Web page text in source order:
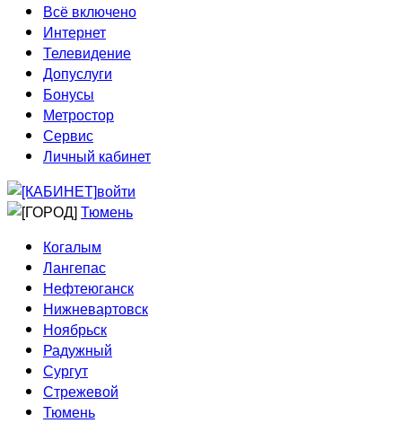
Всё включено
Интернет
Скорость
Безопасность
Wi-Fi
Технологии
Телевидение
Кабельное ТВ
Интерактивное ТВ
Допуслуги
Видеонаблюдение
Домофония
Бонусы
Статусы
Бонусы
Скидки
Метростор
Сервис
Неисправности
Домовые сети
Личный кабинет
войти
Тюмень
Когалым
Лангепас
Нефтеюганск
Нижневартовск
Ноябрьск
Радужный
Сургут
Стрежевой
Тюмень